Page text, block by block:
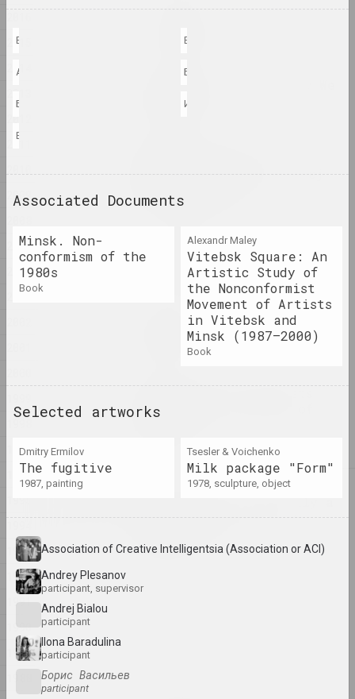
2015
2014
2011
2009
2007
2004
2003
1997
1996
1993
1992
1989
2025. group project
Are Birds
Współczesnej Białoruskiej
2025. festival headquarters
Oxana Gourinovitch
The Mushroom and the Cloud
2025. research project, solo show
There is No River Without
2025. exhibition
Wander in the Shadow of
2024
presentation has many
2024. exhibition
1374
Владимир Цеслер и Сергей Войченко: объект-стенд
Выяснение у входа с ЧСХ
Андрей Плесанов на фоне своей экспозицииБорис Васильев (Ужгород)
Белов, Плесанов, Лапша Илона Бородулина
Ермилов и Белов
Associated Documents
Minsk. Non-
conformism of the
1980s
book
Alexandr Maley
Vitebsk Square: An
Artistic Study of
the Nonconformist
Movement of Artists
in Vitebsk and
Minsk (1987–2000)
book
Selected artworks
Dmitry Ermilov
The fugitive
1987, painting
Tsesler & Voichenko
Milk package "Form"
1978, sculpture, object
Association of Creative Intelligentsia (Association or ACI)
Andrey Plesanov
participant, supervisor
Andrej Bialou
participant
Ilona Baradulina
participant
Борис Васильев
participant